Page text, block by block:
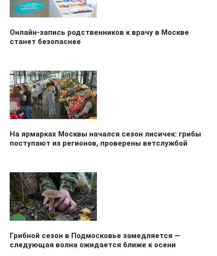
Онлайн-запись родственников к врачу в Москве
станет безопаснее
На ярмарках Москвы начался сезон лисичек: грибы
поступают из регионов, проверены ветслужбой
Грибной сезон в Подмосковье замедляется —
следующая волна ожидается ближе к осени